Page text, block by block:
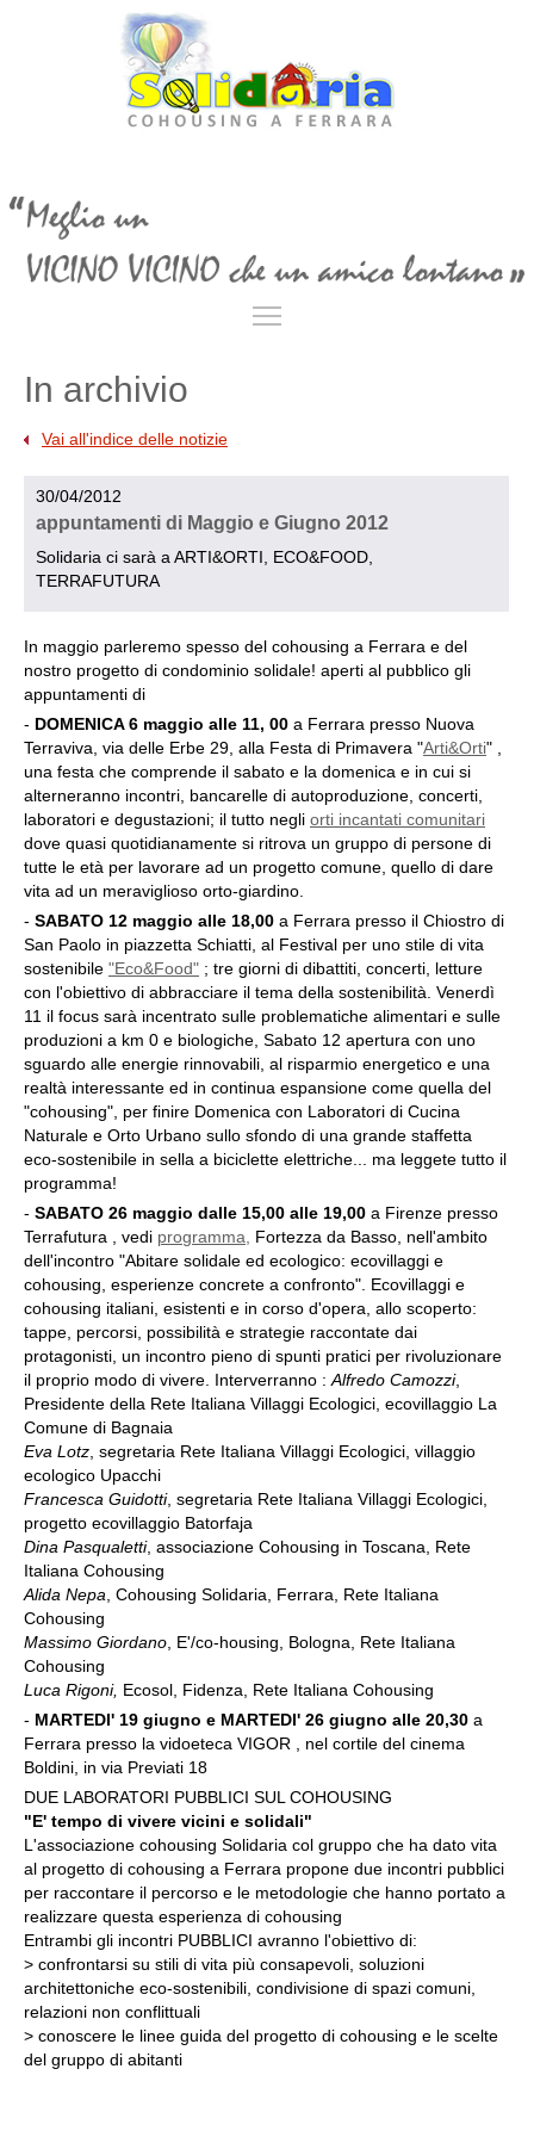
In archivio
Vai all'indice delle notizie
30/04/2012
appuntamenti di Maggio e Giugno 2012
Solidaria ci sarà a ARTI&ORTI, ECO&FOOD,
TERRAFUTURA
In maggio parleremo spesso del cohousing a Ferrara e del
nostro progetto di condominio solidale! aperti al pubblico gli
appuntamenti di
- DOMENICA 6 maggio alle 11, 00 a Ferrara presso Nuova
Terraviva, via delle Erbe 29, alla Festa di Primavera "Arti&Orti" ,
una festa che comprende il sabato e la domenica e in cui si
alterneranno incontri, bancarelle di autoproduzione, concerti,
laboratori e degustazioni; il tutto negli orti incantati comunitari
dove quasi quotidianamente si ritrova un gruppo di persone di
tutte le età per lavorare ad un progetto comune, quello di dare
vita ad un meraviglioso orto-giardino.
- SABATO 12 maggio alle 18,00 a Ferrara presso il Chiostro di
San Paolo in piazzetta Schiatti, al Festival per uno stile di vita
sostenibile "Eco&Food" ; tre giorni di dibattiti, concerti, letture
con l'obiettivo di abbracciare il tema della sostenibilità. Venerdì
11 il focus sarà incentrato sulle problematiche alimentari e sulle
produzioni a km 0 e biologiche, Sabato 12 apertura con uno
sguardo alle energie rinnovabili, al risparmio energetico e una
realtà interessante ed in continua espansione come quella del
"cohousing", per finire Domenica con Laboratori di Cucina
Naturale e Orto Urbano sullo sfondo di una grande staffetta
eco-sostenibile in sella a biciclette elettriche... ma leggete tutto il
programma!
- SABATO 26 maggio dalle 15,00 alle 19,00 a Firenze presso
Terrafutura , vedi programma, Fortezza da Basso, nell'ambito
dell'incontro "Abitare solidale ed ecologico: ecovillaggi e
cohousing, esperienze concrete a confronto". Ecovillaggi e
cohousing italiani, esistenti e in corso d'opera, allo scoperto:
tappe, percorsi, possibilità e strategie raccontate dai
protagonisti, un incontro pieno di spunti pratici per rivoluzionare
il proprio modo di vivere. Interverranno :Alfredo Camozzi,
Presidente della Rete Italiana Villaggi Ecologici, ecovillaggio La
Comune di Bagnaia
Eva Lotz, segretaria Rete Italiana Villaggi Ecologici, villaggio
ecologico Upacchi
Francesca Guidotti, segretaria Rete Italiana Villaggi Ecologici,
progetto ecovillaggio Batorfaja
Dina Pasqualetti, associazione Cohousing in Toscana, Rete
Italiana Cohousing
Alida Nepa, Cohousing Solidaria, Ferrara, Rete Italiana
Cohousing
Massimo Giordano, E'/co-housing, Bologna, Rete Italiana
Cohousing
Luca Rigoni, Ecosol, Fidenza, Rete Italiana Cohousing
- MARTEDI' 19 giugno e MARTEDI' 26 giugno alle 20,30 a
Ferrara presso la vidoeteca VIGOR , nel cortile del cinema
Boldini, in via Previati 18
DUE LABORATORI PUBBLICI SUL COHOUSING
"E' tempo di vivere vicini e solidali"
L'associazione cohousing Solidaria col gruppo che ha dato vita
al progetto di cohousing a Ferrara propone due incontri pubblici
per raccontare il percorso e le metodologie che hanno portato a
realizzare questa esperienza di cohousing
Entrambi gli incontri PUBBLICI avranno l'obiettivo di:
> confrontarsi su stili di vita più consapevoli, soluzioni
architettoniche eco-sostenibili, condivisione di spazi comuni,
relazioni non conflittuali
> conoscere le linee guida del progetto di cohousing e le scelte
del gruppo di abitanti